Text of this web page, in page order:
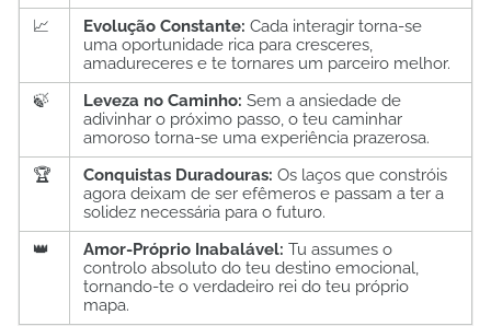
📈
Evolução Constante: Cada interagir torna-se
uma oportunidade rica para cresceres,
amadureceres e te tornares um parceiro melhor.
🍃
Leveza no Caminho: Sem a ansiedade de
adivinhar o próximo passo, o teu caminhar
amoroso torna-se uma experiência prazerosa.
🏆
Conquistas Duradouras: Os laços que constróis
agora deixam de ser efêmeros e passam a ter a
solidez necessária para o futuro.
👑
Amor-Próprio Inabalável: Tu assumes o
controlo absoluto do teu destino emocional,
tornando-te o verdadeiro rei do teu próprio
mapa.